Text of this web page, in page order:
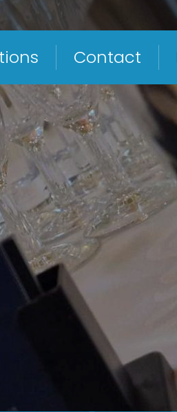
Contact